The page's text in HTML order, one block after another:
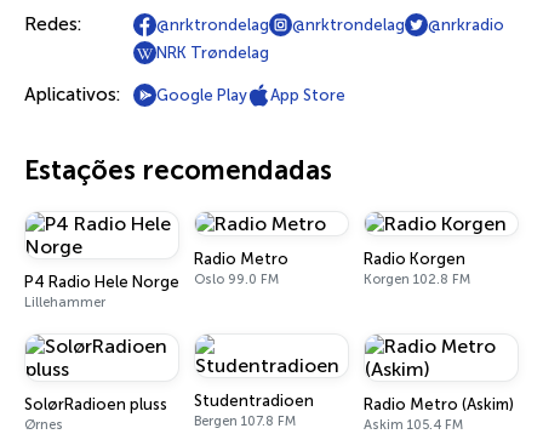
Redes: @nrktrondelag @nrktrondelag
@nrkradio
NRK Trøndelag
Aplicativos: Google Play App Store
Estações recomendadas
P4 Radio Hele Norge
Lillehammer
Radio Metro
Oslo 99.0 FM
Radio Korgen
Korgen 102.8 FM
SolørRadioen pluss
Ørnes
Studentradioen
Bergen 107.8 FM
Radio Metro (Askim)
Askim 105.4 FM